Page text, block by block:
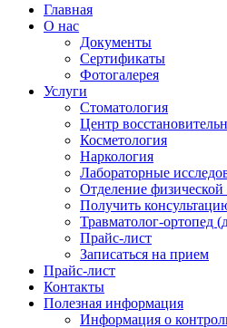
Главная
О нас
Документы
Сертификаты
Фотогалерея
Услуги
Стоматология
Центр
Косметология
Наркология
Лабораторные
Отделение
Получить
Травматолог-ортопед
Прайс-лист
Записаться на прием
Прайс-лист
Контакты
Полезная информация
Информация о